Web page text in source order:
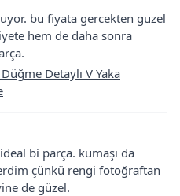
bu fiyata gercekten guzel
hem de daha sonra
Detaylı V Yaka
bi parça. kumaşı da
çünkü rengi fotoğraftan
de güzel.